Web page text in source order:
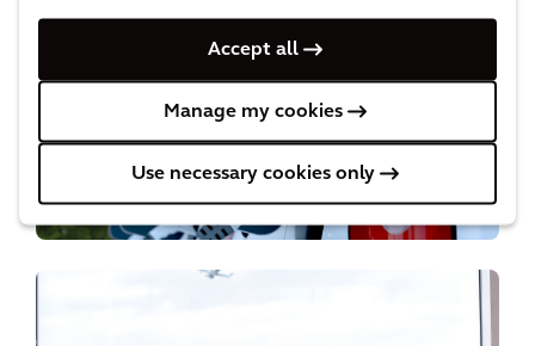
Accept all
Manage my cookies
Use necessary cookies only
Nieuwe mobiliteit